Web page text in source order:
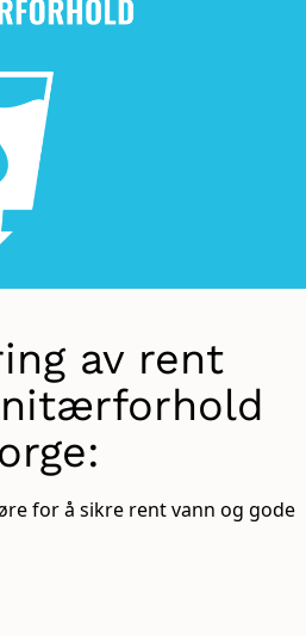
av rent
for å sikre rent vann og gode